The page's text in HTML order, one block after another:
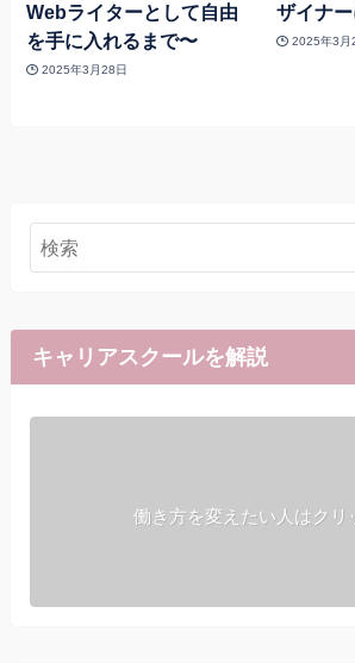
Webライターとして自由
を手に入れるまで〜
2025年3月28日
ザイナ
2025年3月
キャリアスクールを解説
働き方を変えたい人はクリ